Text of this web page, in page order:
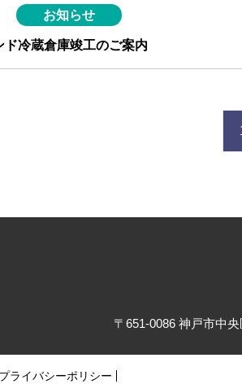
お知らせ
ド冷蔵倉庫竣工のご案内
〒651-0086 神戸市中
プライバシーポリシー